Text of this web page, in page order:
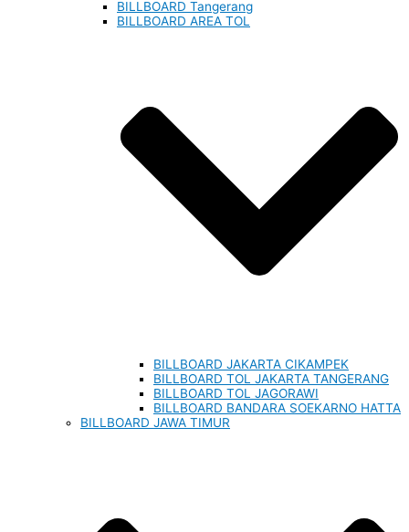
BILLBOARD Tangerang
BILLBOARD AREA TOL
BILLBOARD JAKARTA CIKAMPEK
BILLBOARD TOL JAKARTA TANGERANG
BILLBOARD TOL JAGORAWI
BILLBOARD BANDARA SOEKARNO HATTA
BILLBOARD JAWA TIMUR